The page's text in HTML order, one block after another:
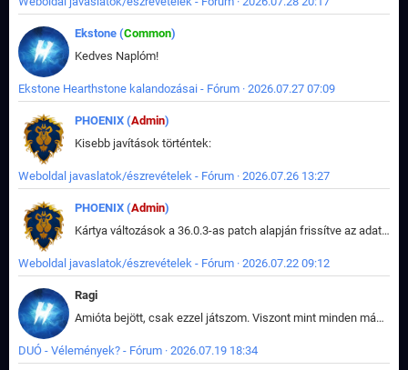
Ekstone (Common)
Kedves Naplóm!
Ekstone Hearthstone kalandozásai - Fórum · 2026.07.27 07:09
PHOENIX (Admin)
Kisebb javítások történtek:
Weboldal javaslatok/észrevételek - Fórum · 2026.07.26 13:27
PHOENIX (Admin)
Kártya változások a 36.0.3-as patch alapján frissítve az adatbázisban (képek is cserélve).
Weboldal javaslatok/észrevételek - Fórum · 2026.07.22 09:12
Ragi
Amióta bejött, csak ezzel játszom. Viszont mint minden más - akár az alapjáték is, ez is baromira összetett lett. Néha már pár kör után is esélytelen az egész. Vagy irreállisan túltápol valaki, vagy lelép a partner, vagy csak hülye mint a segg. És amikor eljönne az én időm, na akkor jön el mindenki másé is. Engem jobban érdekelne, hogy ki milyen ratingen szokott játszani. Na ez lenne egy érdekes adat.
DUÓ - Vélemények? - Fórum · 2026.07.19 18:34